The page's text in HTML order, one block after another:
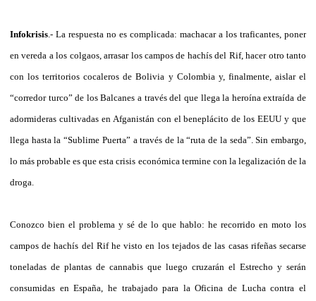
Infokrisis .- La respuesta no es complicada: machacar a los traficantes, poner
en vereda a los colgaos, arrasar los campos de hachís del Rif, hacer otro tanto
con los territorios cocaleros de Bolivia y Colombia y, finalmente, aislar el
“corredor turco” de los Balcanes a través del que llega la heroína extraída de
adormideras cultivadas en Afganistán con el beneplácito de los EEUU y que
llega hasta la “Sublime Puerta” a través de la “ruta de la seda”. Sin embargo,
lo más probable es que esta crisis económica termine con la legalización de la
droga.
Conozco bien el problema y sé de lo que hablo: he recorrido en moto los
campos de hachís del Rif he visto en los tejados de las casas rifeñas secarse
toneladas de plantas de cannabis que luego cruzarán el Estrecho y serán
consumidas en España, he trabajado para la Oficina de Lucha contra el